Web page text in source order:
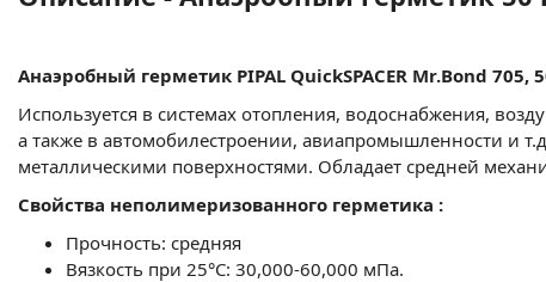
Анаэробный герметик PIPAL QuickSPACER Mr.Bond 705,
Используется в системах отопления, водоснабжения,
а также в автомобилестроении, авиапромышленности и
металлическими поверхностями. Обладает средней
Свойства неполимеризованного герметика :
Прочность: средняя
Вязкость при 25°С: 30,000-60,000 мПа.